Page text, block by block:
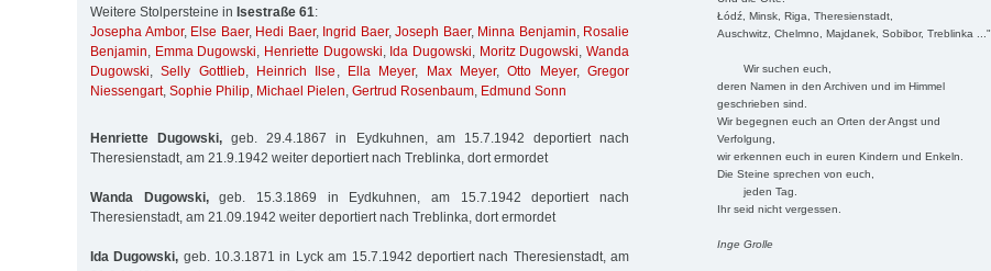
Łódź, Minsk, Riga, Theresienstadt,
Auschwitz, Chelmno, Majdanek, Sobibor, Treblinka ..."
Wir suchen euch,
deren Namen in den Archiven und im Himmel
geschrieben sind.
Wir begegnen euch an Orten der Angst und
Verfolgung,
wir erkennen euch in euren Kindern und Enkeln.
Die Steine sprechen von euch,
jeden Tag.
Ihr seid nicht vergessen.
Inge Grolle
Weitere Stolpersteine in Isestraße 61:
Josepha Ambor, Else Baer, Hedi Baer, Ingrid Baer, Joseph Baer, Minna Benjamin, Rosalie
Benjamin, Emma Dugowski, Henriette Dugowski, Ida Dugowski, Moritz Dugowski,Wanda
Dugowski,Selly Gottlieb, Heinrich Ilse , Ella Meyer, Max Meyer,Otto Meyer,Gregor
Niessengart, Sophie Philip, Michael Pielen, Gertrud Rosenbaum, Edmund Sonn
Henriette Dugowski, geb. 29.4.1867 in Eydkuhnen, am 15.7.1942 deportiert nach
Theresienstadt, am 21.9.1942 weiter deportiert nach Treblinka, dort ermordet
Wanda Dugowski,geb. 15.3.1869 in Eydkuhnen, am 15.7.1942 deportiert nach
Theresienstadt, am 21.09.1942 weiter deportiert nach Treblinka, dort ermordet
Ida Dugowski, geb. 10.3.1871 in Lyck am 15.7.1942 deportiert nach Theresienstadt, am